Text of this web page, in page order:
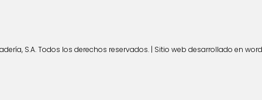
S.A. Todos los derechos reservados. | Sitio web desarrollado en